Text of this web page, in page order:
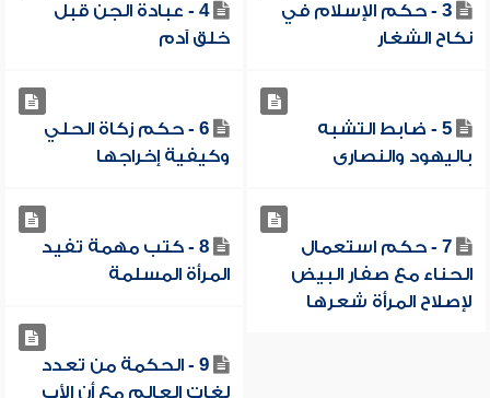
3 - حكم الإسلام في
نكاح الشغار
4 - عبادة الجن قبل
خلق آدم
5 - ضابط التشبه
باليهود والنصارى
6 - حكم زكاة الحلي
وكيفية إخراجها
7 - حكم استعمال
الحناء مع صفار البيض
لإصلاح المرأة شعرها
8 - كتب مهمة تفيد
المرأة المسلمة
9 - الحكمة من تعدد
لغات العالم مع أن الأب